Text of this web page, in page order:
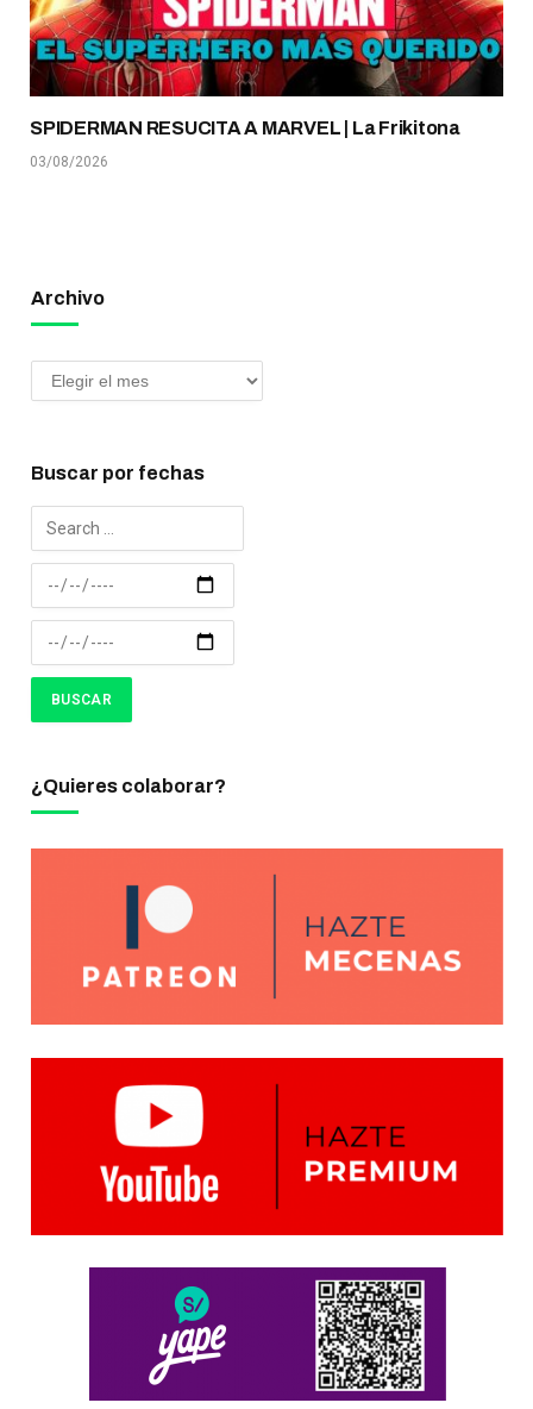
SPIDERMAN RESUCITA A MARVEL | La Frikitona
03/08/2026
Archivo
Buscar por fechas
¿Quieres colaborar?